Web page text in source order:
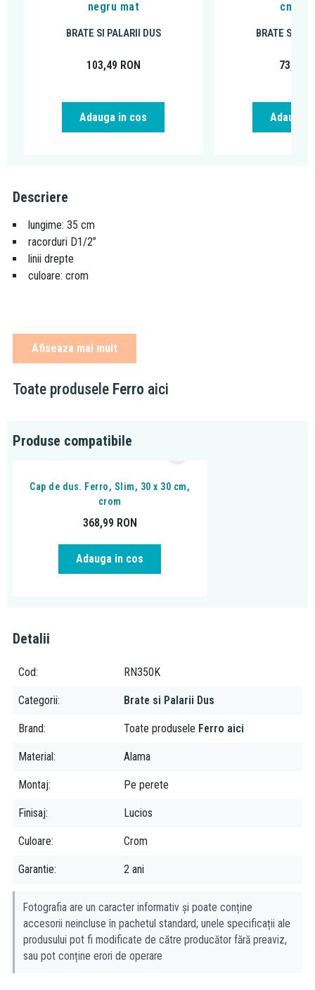
negru mat
BRATE SI PALARII DUS
103,49 RON
Adauga in cos
cm,
BRATE SI
73,79
Adauga
Descriere
lungime: 35 cm
racorduri D1/2”
linii drepte
culoare: crom
Ferro este una dintre cele mai puternice companii producatoare
de accesorii tehnico-sanitare, armaturi si sisteme de incalzire din
sud-estul Europei. Fiind prezenta pe piata de mai bine de 20 de
ani, grupul Ferro isi asigura locul prin faptul ca produsele lor
vizeaza o calitate excelenta, la preturi accesibile tuturor.
Afiseaza mai mult
Toate produsele Ferro aici
Produse compatibile
Cap de dus. Ferro, Slim, 30 x 30 cm,
crom
368,99 RON
Adauga in cos
Detalii
Cod RN350K
Categorii Brate si Palarii Dus
Brand Toate produsele Ferro aici
Material Alama
Montaj Pe perete
Finisaj Lucios
Culoare Crom
Garantie 2 ani
Fotografia are un caracter informativ și poate conține
accesorii neincluse în pachetul standard; unele specificații ale
produsului pot fi modificate de către producător fără preaviz,
sau pot conține erori de operare